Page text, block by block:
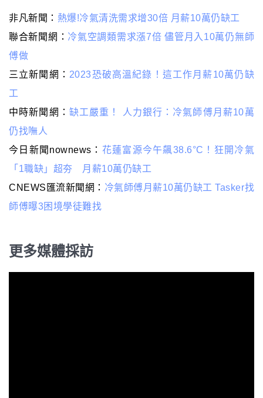
非凡新聞： 熱爆!冷氣清洗需求增30倍 月薪10萬仍缺工
聯合新聞網： 冷氣空調類需求漲7倍 儘管月入10萬仍無師
傅做
三立新聞網： 2023恐破高溫紀錄！這工作月薪10萬仍缺
工
中時新聞網： 缺工嚴重！ 人力銀行：冷氣師傅月薪10萬
仍找嘸人
今日新聞nownews： 花蓮富源今午飆38.6°C！狂開冷氣
「1職缺」超夯 月薪10萬仍缺工
CNEWS匯流新聞網： 冷氣師傅月薪10萬仍缺工 Tasker找
師傅曝3困境學徒難找
更多媒體採訪